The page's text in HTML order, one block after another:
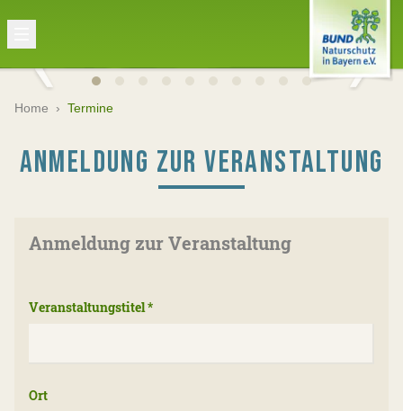
Home › Termine
ANMELDUNG ZUR VERANSTALTUNG
Anmeldung zur Veranstaltung
Veranstaltungstitel*
Ort